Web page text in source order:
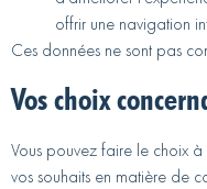
offrir une navigation
Ces données ne sont pas
Vos choix
Vous pouvez faire le choix
vos souhaits en matière de